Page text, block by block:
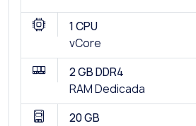
1 CPU
vCore
2 GB DDR4
RAM Dedicada
20 GB